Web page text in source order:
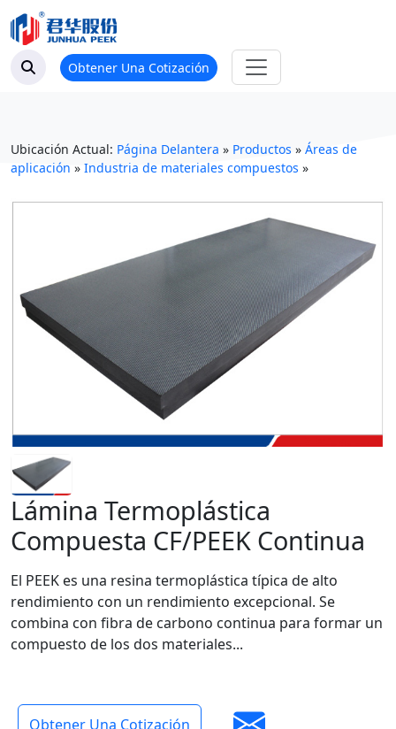
Obtener Una Cotización
Ubicación Actual: Página Delantera » Productos » Áreas de
aplicación » Industria de materiales compuestos »
Lámina Termoplástica
Compuesta CF/PEEK Continua
El PEEK es una resina termoplástica típica de alto
rendimiento con un rendimiento excepcional. Se
combina con fibra de carbono continua para formar un
compuesto de los dos materiales...
Obtener Una Cotización